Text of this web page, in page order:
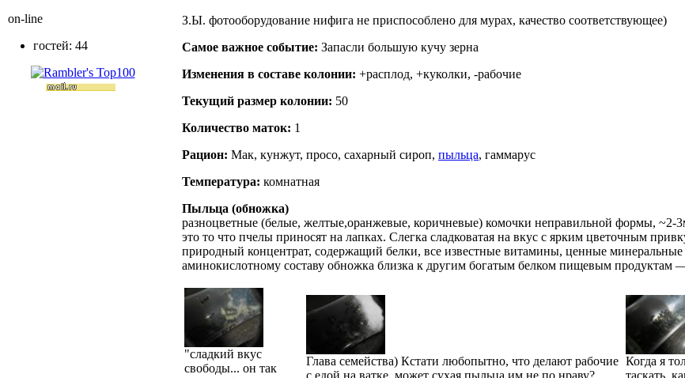
З.Ы. фотооборудование нифига не приспособлено для мурах, качество соответствующее)
Самое важное событие: Запасли большую кучу зерна
Изменения в составе кoлонии: +расплод, +куколки, -рабочие
Текущий размер кoлонии: 50
Количество маток: 1
Рацион: Мак, кунжут, просо, сахарный сироп, пыльца, гаммарус
Температура: комнатная
Пыльца (обножка)
разноцветные (белые, желтые,оранжевые, коричневые) комочки неправильной формы, ~2-
это то что пчелы приносят на лапках. Слегка сладковатая на вкус с ярким цветочным
природный концентрат, содержащий белки, все известные витамины, ценные
аминокислотному составу обножка близка к другим богатым белком пищевым продуктам
"сладкий вкус
свободы... он так
Глава семейства) Кстати любопытно, что делают рабочие Когда я
on-line
гостей: 44